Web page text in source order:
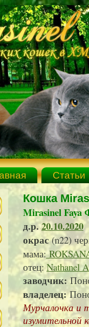
Статьи
Кошка
Mirasinel Faya
д.р.20.10.2020
окрас(n22)
мама:
отец:Nathanel
заводчик:
владелец:
Мурчалочка и
изумительной